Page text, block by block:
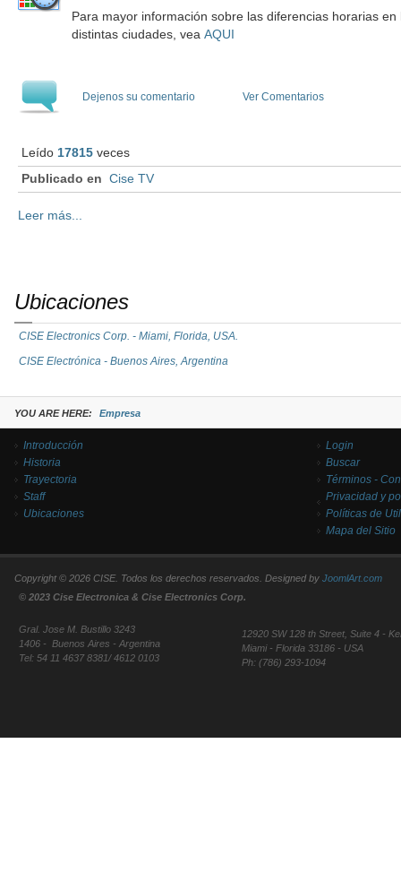
Para mayor información sobre las diferencias horarias en
distintas ciudades, vea AQUI
Dejenos su comentario Ver Comentarios
Leído 17815veces
Publicado en Cise TV
Leer más...
Ubicaciones
CISE Electronics Corp. - Miami, Florida, USA.
CISE Electrónica - Buenos Aires, Argentina
YOU ARE HERE: Empresa
Introducción
Historia
Trayectoria
Staff
Ubicaciones
Login
Buscar
Términos -
Privacidad y
Políticas de
Mapa del Sitio
Copyright © 2026 CISE. Todos los derechos reservados. Designed by JoomlArt.com
© 2023 Cise Electronica & Cise Electronics Corp.
Gral. Jose M. Bustillo 3243
1406 - Buenos Aires - Argentina
Tel: 54 11 4637 8381/ 4612 0103
12920 SW 128 th Street, Suite 4 -
Miami - Florida 33186 - USA
Ph: (786) 293-1094